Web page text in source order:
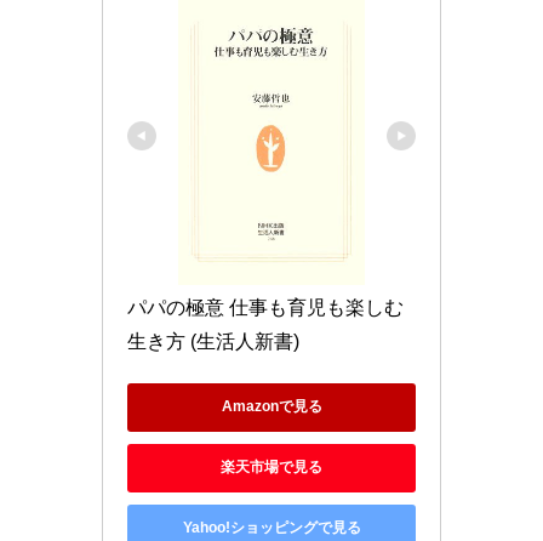
パパの極意 仕事も育児も楽しむ
生き方 (生活人新書)
Amazonで見る
楽天市場で見る
Yahoo!ショッピングで見る